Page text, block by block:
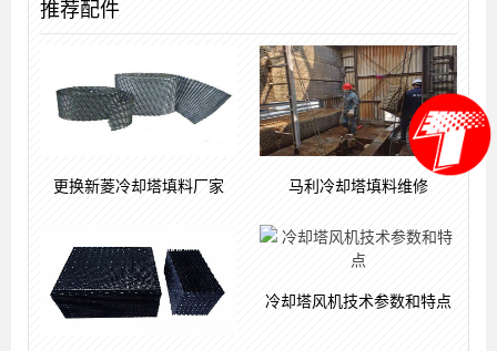
推荐配件
更换新菱冷却塔填料厂家 马利冷却塔填料维修
冷却塔风机技术参数和特点